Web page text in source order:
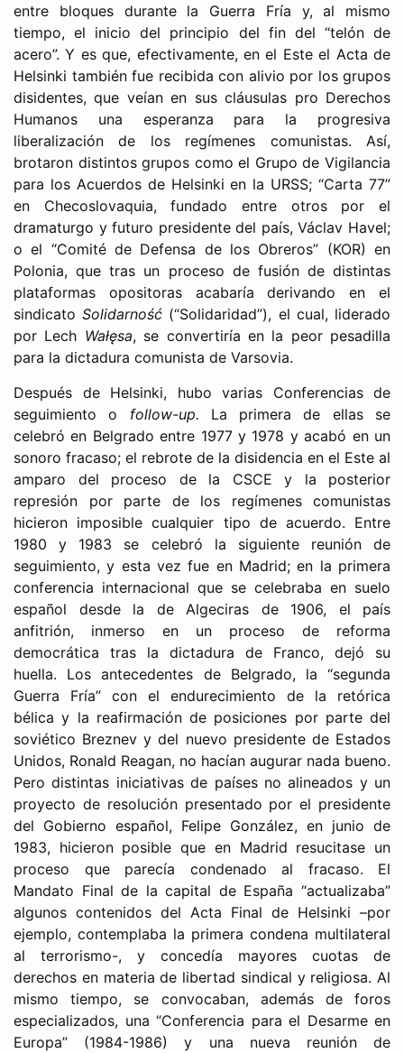
entre bloques durante la Guerra Fría y, al mismo
tiempo, el inicio del principio del fin del “telón de
acero”. Y es que, efectivamente, en el Este el Acta de
Helsinki también fue recibida con alivio por los grupos
disidentes, que veían en sus cláusulas pro Derechos
Humanos una esperanza para la progresiva
liberalización de los regímenes comunistas. Así,
brotaron distintos grupos como el Grupo de Vigilancia
para los Acuerdos de Helsinki en la URSS; “Carta 77”
en Checoslovaquia, fundado entre otros por el
dramaturgo y futuro presidente del país, Václav Havel;
o el “Comité de Defensa de los Obreros” (KOR) en
Polonia, que tras un proceso de fusión de distintas
plataformas opositoras acabaría derivando en el
sindicatoSolidarność (“Solidaridad”), el cual, liderado
por Lech Wałęsa, se convertiría en la peor pesadilla
para la dictadura comunista de Varsovia.
Después de Helsinki, hubo varias Conferencias de
seguimiento o follow-up. La primera de ellas se
celebró en Belgrado entre 1977 y 1978 y acabó en un
sonoro fracaso; el rebrote de la disidencia en el Este al
amparo del proceso de la CSCE y la posterior
represión por parte de los regímenes comunistas
hicieron imposible cualquier tipo de acuerdo. Entre
1980 y 1983 se celebró la siguiente reunión de
seguimiento, y esta vez fue en Madrid; en la primera
conferencia internacional que se celebraba en suelo
español desde la de Algeciras de 1906, el país
anfitrión, inmerso en un proceso de reforma
democrática tras la dictadura de Franco, dejó su
huella. Los antecedentes de Belgrado, la “segunda
Guerra Fría” con el endurecimiento de la retórica
bélica y la reafirmación de posiciones por parte del
soviético Breznev y del nuevo presidente de Estados
Unidos, Ronald Reagan, no hacían augurar nada bueno.
Pero distintas iniciativas de países no alineados y un
proyecto de resolución presentado por el presidente
del Gobierno español, Felipe González, en junio de
1983, hicieron posible que en Madrid resucitase un
proceso que parecía condenado al fracaso. El
Mandato Final de la capital de España “actualizaba”
algunos contenidos del Acta Final de Helsinki –por
ejemplo, contemplaba la primera condena multilateral
al terrorismo-, y concedía mayores cuotas de
derechos en materia de libertad sindical y religiosa. Al
mismo tiempo, se convocaban, además de foros
especializados, una “Conferencia para el Desarme en
Europa” (1984-1986) y una nueva reunión de